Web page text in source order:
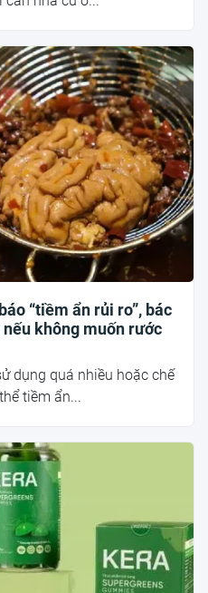
“tiềm ẩn rủi ro”, bác
không muốn rước
dụng quá nhiều hoặc chế
tiềm ẩn...